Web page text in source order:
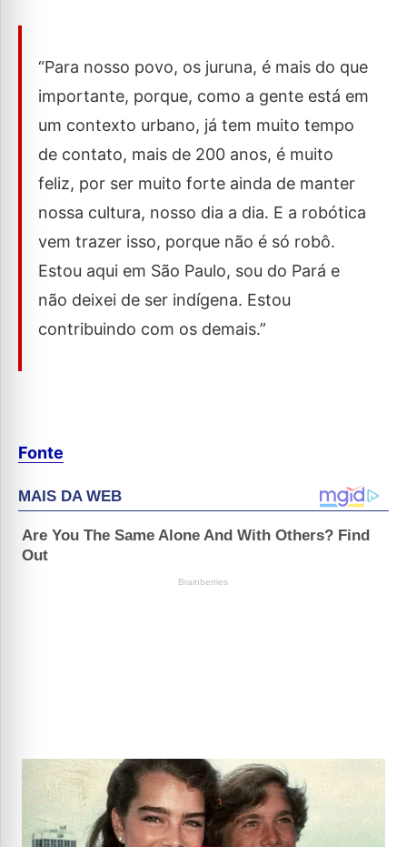
“Para nosso povo, os juruna, é mais do que
importante, porque, como a gente está em
um contexto urbano, já tem muito tempo
de contato, mais de 200 anos, é muito
feliz, por ser muito forte ainda de manter
nossa cultura, nosso dia a dia. E a robótica
vem trazer isso, porque não é só robô.
Estou aqui em São Paulo, sou do Pará e
não deixei de ser indígena. Estou
contribuindo com os demais.”
Fonte